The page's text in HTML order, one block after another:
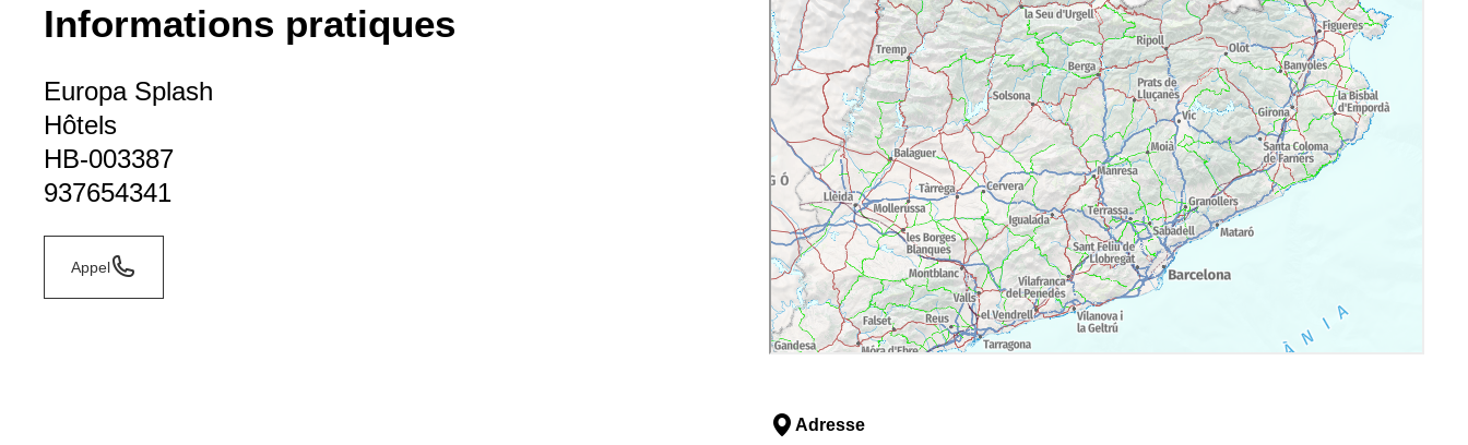
Informations pratiques
Europa Splash
Hôtels
HB-003387
937654341
Appel
Adresse